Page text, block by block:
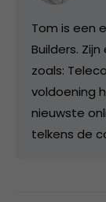
Tom is een
Builders.
zoals:
voldoening
nieuwste
telkens de